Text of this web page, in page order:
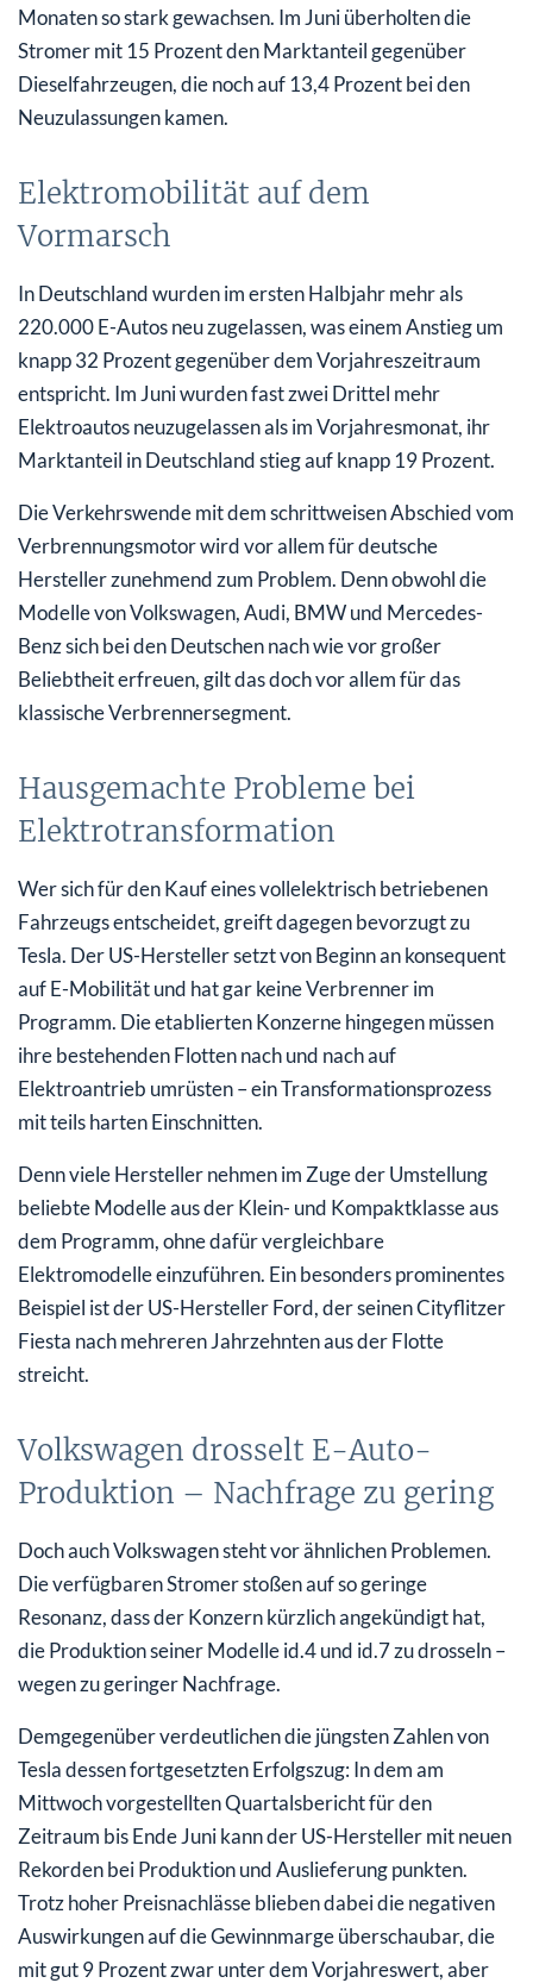
Monaten so stark gewachsen. Im Juni überholten die
Stromer mit 15 Prozent den Marktanteil gegenüber
Dieselfahrzeugen, die noch auf 13,4 Prozent bei den
Neuzulassungen kamen.
Elektromobilität auf dem
Vormarsch
In Deutschland wurden im ersten Halbjahr mehr als
220.000 E-Autos neu zugelassen, was einem Anstieg um
knapp 32 Prozent gegenüber dem Vorjahreszeitraum
entspricht. Im Juni wurden fast zwei Drittel mehr
Elektroautos neuzugelassen als im Vorjahresmonat, ihr
Marktanteil in Deutschland stieg auf knapp 19 Prozent.
Die Verkehrswende mit dem schrittweisen Abschied vom
Verbrennungsmotor wird vor allem für deutsche
Hersteller zunehmend zum Problem. Denn obwohl die
Modelle von Volkswagen, Audi, BMW und Mercedes-
Benz sich bei den Deutschen nach wie vor großer
Beliebtheit erfreuen, gilt das doch vor allem für das
klassische Verbrennersegment.
Hausgemachte Probleme bei
Elektrotransformation
Wer sich für den Kauf eines vollelektrisch betriebenen
Fahrzeugs entscheidet, greift dagegen bevorzugt zu
Tesla. Der US-Hersteller setzt von Beginn an konsequent
auf E-Mobilität und hat gar keine Verbrenner im
Programm. Die etablierten Konzerne hingegen müssen
ihre bestehenden Flotten nach und nach auf
Elektroantrieb umrüsten – ein Transformationsprozess
mit teils harten Einschnitten.
Denn viele Hersteller nehmen im Zuge der Umstellung
beliebte Modelle aus der Klein- und Kompaktklasse aus
dem Programm, ohne dafür vergleichbare
Elektromodelle einzuführen. Ein besonders prominentes
Beispiel ist der US-Hersteller Ford, der seinen Cityflitzer
Fiesta nach mehreren Jahrzehnten aus der Flotte
streicht.
Volkswagen drosselt E-Auto-
Produktion – Nachfrage zu gering
Doch auch Volkswagen steht vor ähnlichen Problemen.
Die verfügbaren Stromer stoßen auf so geringe
Resonanz, dass der Konzern kürzlich angekündigt hat,
die Produktion seiner Modelle id.4 und id.7 zu drosseln –
wegen zu geringer Nachfrage.
Demgegenüber verdeutlichen die jüngsten Zahlen von
Tesla dessen fortgesetzten Erfolgszug: In dem am
Mittwoch vorgestellten Quartalsbericht für den
Zeitraum bis Ende Juni kann der US-Hersteller mit neuen
Rekorden bei Produktion und Auslieferung punkten.
Trotz hoher Preisnachlässe blieben dabei die negativen
Auswirkungen auf die Gewinnmarge überschaubar, die
mit gut 9 Prozent zwar unter dem Vorjahreswert, aber